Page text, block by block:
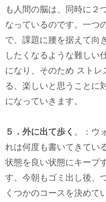
も人間の脳は、同時に２
なっているのです。一つ
で、課題に腰を据えて向
したくなるような難しい
になり、そのため スト
る、楽しいと思うことに
になっていきます。
５．外に出て歩く 。：ウ
れは何度も書いてきてい
状態を良い状態にキープ
す。今朝もゴミ出し後、
くつかのコースを決めて